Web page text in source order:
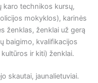
karo technikos kursų,
mokyklos), karinės
ženklas, ženklai už gerą
baigimo, kvalifikacijos
ir kiti) ženklai.
skautai, jaunalietuviai.